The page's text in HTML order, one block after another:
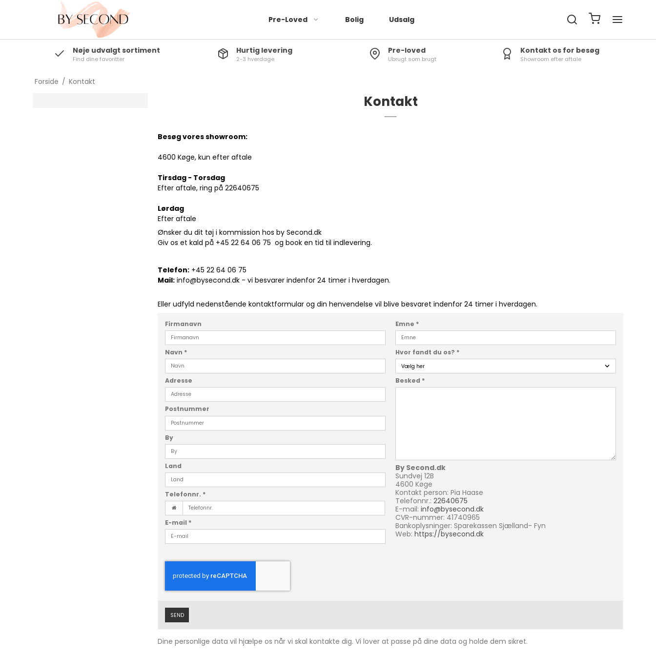
Pre-Loved
Jeans
Nederdele
Bolig Udsalg
Nøje udvalgt sortiment
Find dine favoritter
Hurtig levering
2-3 hverdage
Pre-loved
Ubrugt som brugt
Kontakt os for besøg
Showroom efter aftale
Forside / Kontakt
Kontakt
Besøg vores showroom:
4600 Køge, kun efter aftale
Tirsdag - Torsdag
Efter aftale, ring på 22640675
Lørdag
Efter aftale
Ønsker du dit tøj i kommission hos by Second.dk
Giv os et kald på +45 22 64 06 75 og book en tid til indlevering.
Telefon: +45 22 64 06 75
Mail: info@bysecond.dk - vi besvarer indenfor 24 timer i hverdagen.
Eller udfyld nedenstående kontaktformular og din henvendelse vil blive besvaret indenfor 24 timer i hverdagen.
Firmanavn
Navn *
Adresse
Postnummer
By
Land
Telefonnr. *
E-mail *
Emne *
Hvor fandt du os? *
Besked *
By Second.dk
Sundvej 12B
4600 Køge
Kontakt person: Pia Haase
Telefonnr.:22640675
E-mail:info@bysecond.dk
CVR-nummer: 41740965
Bankoplysninger: Sparekassen Sjælland- Fyn
Web:https://bysecond.dk
SEND
Dine personlige data vil hjælpe os når vi skal kontakte dig. Vi lover at passe på dine data og holde dem sikret.